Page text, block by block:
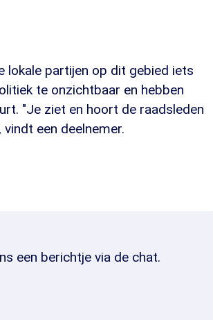
lokale partijen op dit gebied iets
te onzichtbaar en hebben
"Je ziet en hoort de raadsleden
een deelnemer.
een berichtje via de chat.